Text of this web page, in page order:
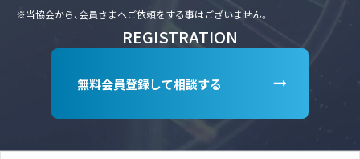
※当協会から、会員さまへご依頼をする事はございません。
REGISTRATION
無料会員登録して相談する